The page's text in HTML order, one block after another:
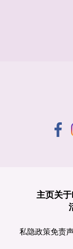
主页关于
私隐政策免责